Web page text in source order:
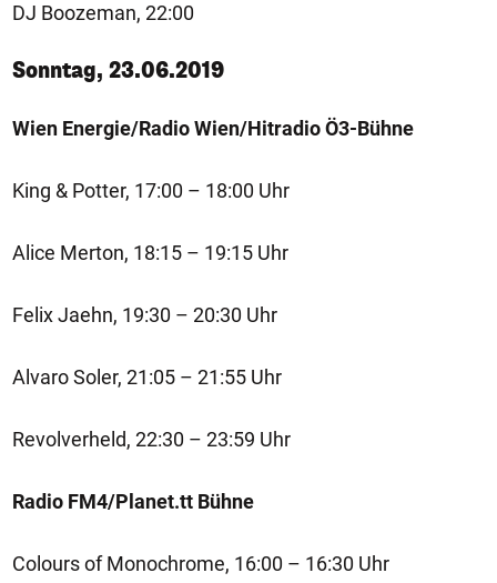
DJ Boozeman, 22:00
Sonntag, 23.06.2019
Wien Energie/Radio Wien/Hitradio Ö3-Bühne
King & Potter, 17:00 – 18:00 Uhr
Alice Merton, 18:15 – 19:15 Uhr
Felix Jaehn, 19:30 – 20:30 Uhr
Alvaro Soler, 21:05 – 21:55 Uhr
Revolverheld, 22:30 – 23:59 Uhr
Radio FM4/Planet.tt Bühne
Colours of Monochrome, 16:00 – 16:30 Uhr